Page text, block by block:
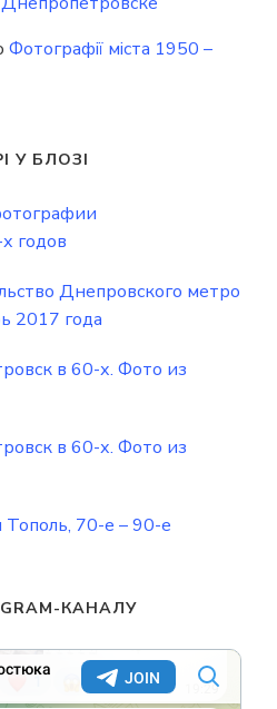
Фотографії міста 1950 –
У БЛОЗІ
годов
Днепровского метро
2017 года
в 60-х. Фото из
в 60-х. Фото из
70-е – 90-е
КАНАЛУ